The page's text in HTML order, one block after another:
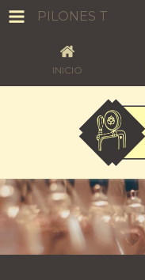
PILONES T
INICIO